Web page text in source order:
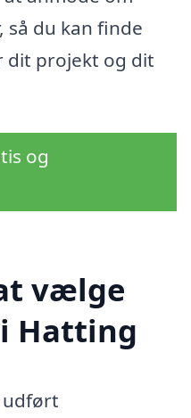
du kan finde
dit projekt og dit
og
vælge
Hatting
udført